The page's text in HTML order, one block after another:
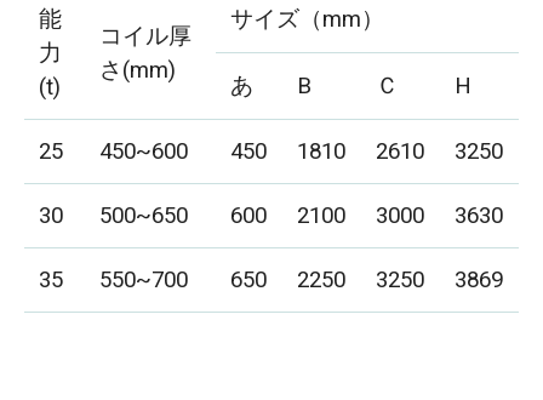
能
力
(t)
コイル厚
さ(mm)
サイズ（mm）
あ
B Ｃ
H
25
450~600 450 1810 2610
3250
30
500~650 600 2100 3000
3630
35
550~700 650 2250 3250 3869